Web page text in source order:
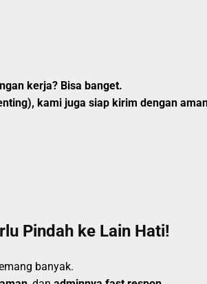
kerja? Bisa banget.
kami juga siap kirim dengan
Pindah ke Lain Hati!
banyak.